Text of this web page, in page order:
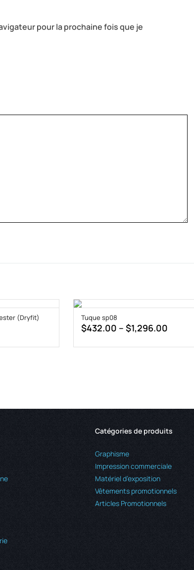
pour la prochaine fois que je
(Dryfit) Tuque sp08
$432.00 – $1,296.00
Catégories de produits
Graphisme
Impression commerciale
Matériel d’exposition
Vêtements promotionnels
Articles Promotionnels